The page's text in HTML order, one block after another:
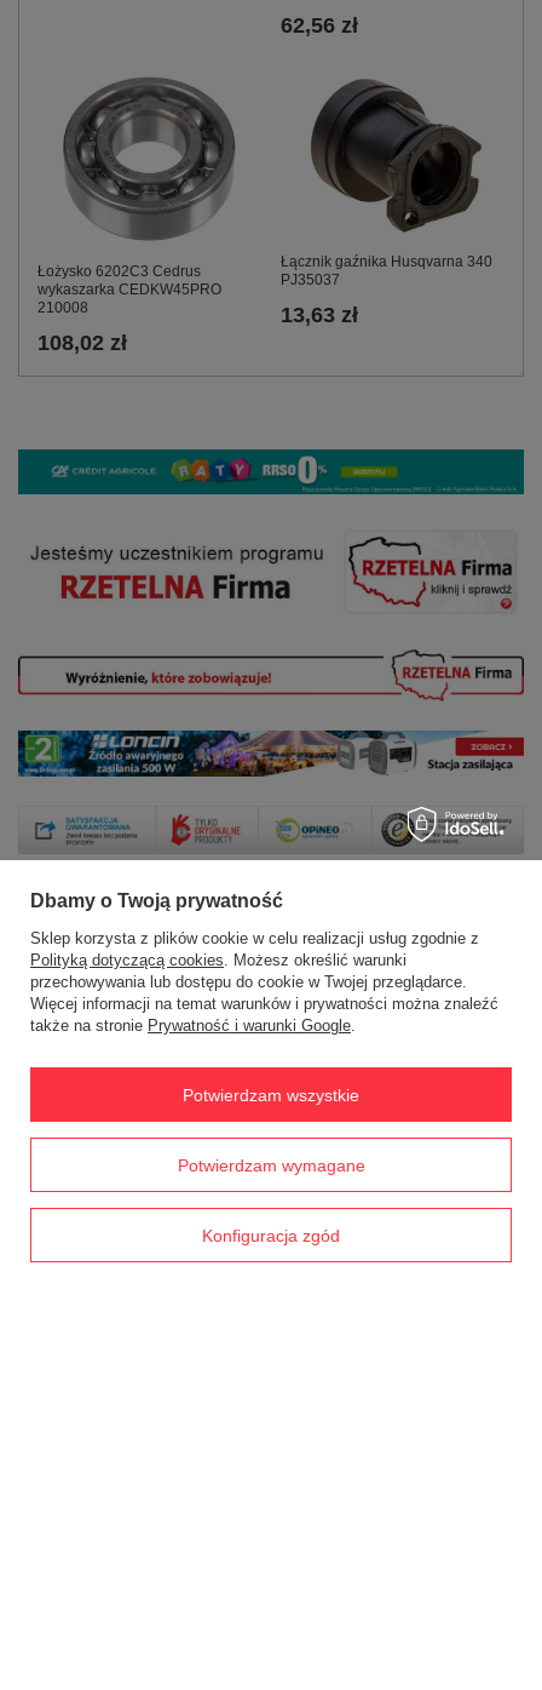
62,56 zł
Łożysko 6202C3 Cedrus
wykaszarka CEDKW45PRO
210008
108,02 zł
Łącznik gaźnika Husqvarna 340
PJ35037
13,63 zł
Zamówienia
Status zamówienia
Śledzenie przesyłki
Chcę wymienić towar
Kontakt
Dbamy o Twoją prywatność
Sklep korzysta z plików cookie w celu realizacji usług zgodnie z
Polityką dotyczącą cookies. Możesz określić warunki
przechowywania lub dostępu do cookie w Twojej przeglądarce.
Więcej informacji na temat warunków i prywatności można znaleźć
także na stronie Prywatność i warunki Google.
Potwierdzam wymagane
Konfiguracja zgód
Potwierdzam wszystkie